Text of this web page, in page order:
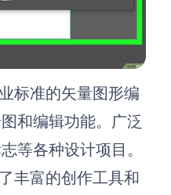
标准的矢量图形编
和编辑功能。广泛
等各种设计项目。
丰富的创作工具和